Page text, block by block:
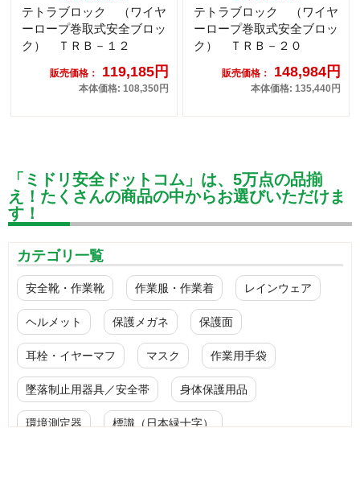
テトラブロック （ワイヤ
ーロープ巻取式安全ブロッ
ク） ＴＲＢ－１２
販売価格： 119,185円
本体価格: 108,350円
テトラブロック （ワイヤ
ーロープ巻取式安全ブロッ
ク） ＴＲＢ－２０
販売価格： 148,984円
本体価格: 135,440円
「ミドリ安全ドットコム」は、5万点の品揃
え！たくさんの商品の中からお選びいただけま
す！
カテゴリ一覧
安全靴・作業靴 作業服・作業着 レインウェア
ヘルメット 保護メガネ 保護面
耳栓・イヤーマフ マスク 作業用手袋
墜落制止用器具／安全帯 身体保護用品
環境測定器 標識（日本緑十字）